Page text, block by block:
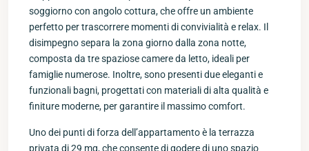
soggiorno con angolo cottura, che offre un ambiente
perfetto per trascorrere momenti di convivialità e relax. Il
disimpegno separa la zona giorno dalla zona notte,
composta da tre spaziose camere da letto, ideali per
famiglie numerose. Inoltre, sono presenti due eleganti e
funzionali bagni, progettati con materiali di alta qualità e
finiture moderne, per garantire il massimo comfort.
Uno dei punti di forza dell’appartamento è la terrazza
privata di 29 mq, che consente di godere di uno spazio